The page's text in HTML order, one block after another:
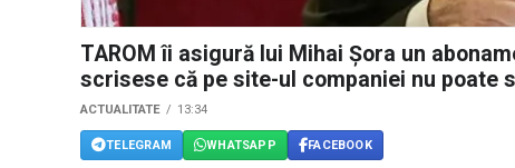
TAROM îi asigură lui Mihai Şora un
scrisese că pe site-ul companiei nu poate
ACTUALITATE 13:34
TELEGRAM WHATSAPP FACEBOOK